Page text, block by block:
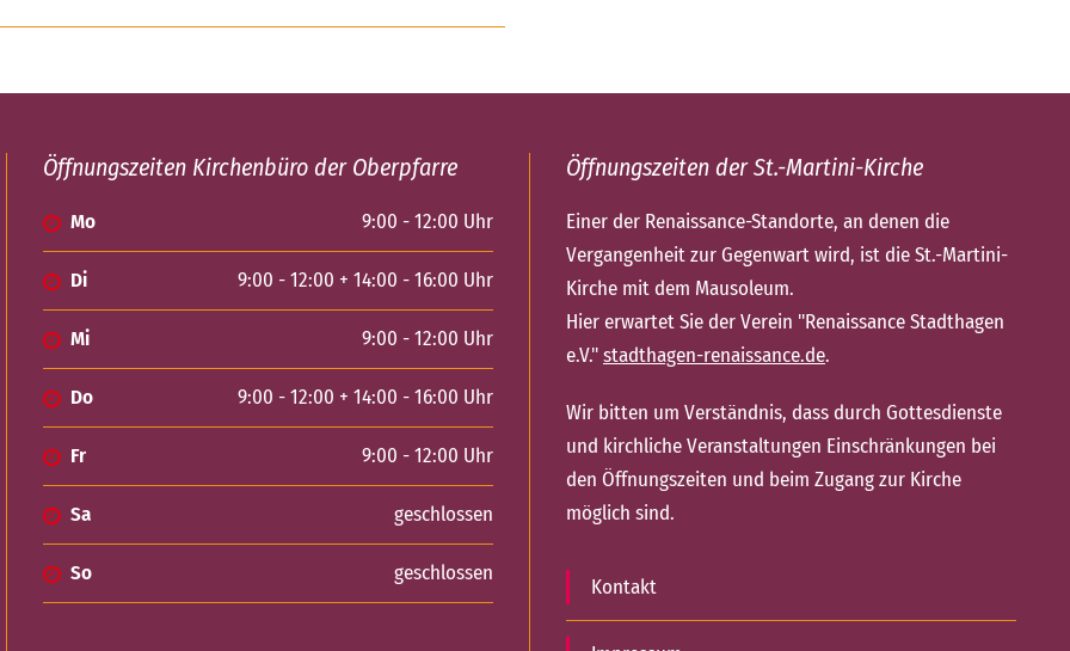
Öffnungszeiten Kirchenbüro der Oberpfarre
Mo 9:00 - 12:00 Uhr
Di 9:00 - 12:00 + 14:00 - 16:00 Uhr
Mi 9:00 - 12:00 Uhr
Do 9:00 - 12:00 + 14:00 - 16:00 Uhr
Fr 9:00 - 12:00 Uhr
Sa geschlossen
So geschlossen
Öffnungszeiten der St.-Martini-Kirche
Einer der Renaissance-Standorte, an denen die
Vergangenheit zur Gegenwart wird, ist die St.-Martini-
Kirche mit dem Mausoleum.
Hier erwartet Sie der Verein "Renaissance Stadthagen
e.V."stadthagen-renaissance.de.
Wir bitten um Verständnis, dass durch Gottesdienste
und kirchliche Veranstaltungen Einschränkungen bei
den Öffnungszeiten und beim Zugang zur Kirche
möglich sind.
Kontakt